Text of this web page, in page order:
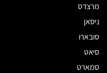
מרצדס
ניסאן
סובארו
סיאט
סמארט